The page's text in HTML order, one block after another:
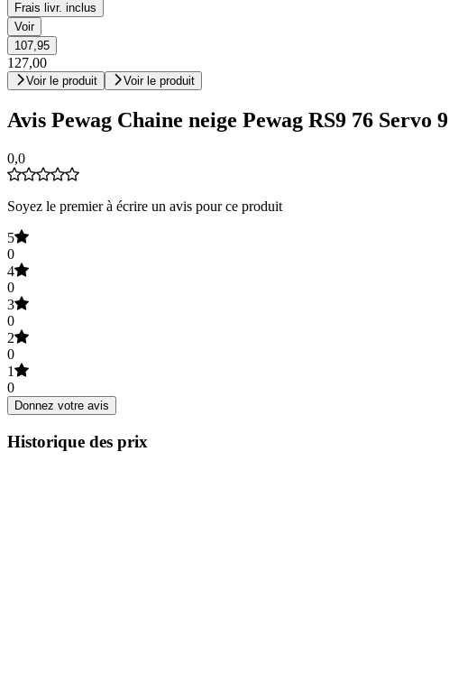
Frais livr. inclus
Voir
107,95
127,00
Voir le produit Voir le produit
Avis Pewag Chaine neige Pewag RS9 76 Servo 9
0,0
Soyez le premier à écrire un avis pour ce produit
5
0
4
0
3
0
2
0
1
0
Donnez votre avis
Historique des prix